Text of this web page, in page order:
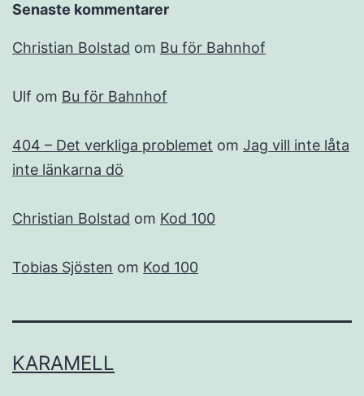
Senaste kommentarer
Christian Bolstad om Bu för Bahnhof
Ulf om Bu för Bahnhof
404 – Det verkliga problemet om Jag vill inte låta
inte länkarna dö
Christian Bolstad om Kod 100
Tobias Sjösten om Kod 100
KARAMELL